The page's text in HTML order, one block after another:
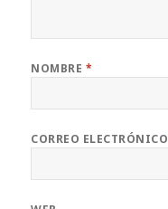
NOMBRE *
CORREO ELECTRÓNICO